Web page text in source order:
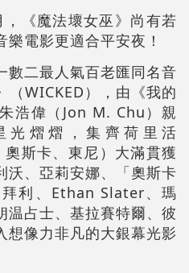
《魔法壞女巫》尚有若
電影更適合平安夜！
數二最人氣百老匯同名音
WICKED），由《我的
浩偉（Jon M. Chu）親
光熠熠，集齊荷里活
斯卡、東尼）大滿貫獲
沃、亞莉安娜、「奧斯卡
利、Ethan Slater、瑪
温占士、基拉賽特爾、彼
想像力非凡的大銀幕光影